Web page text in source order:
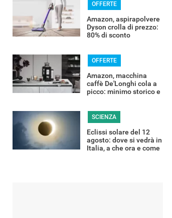
OFFERTE
Amazon, aspirapolvere
Dyson crolla di prezzo:
80% di sconto
OFFERTE
Amazon, macchina
caffè De'Longhi cola a
picco: minimo storico e
SCIENZA
Eclissi solare del 12
agosto: dove si vedrà in
Italia, a che ora e come